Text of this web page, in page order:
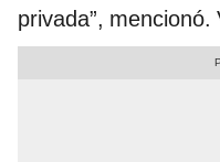
privada”, mencionó.